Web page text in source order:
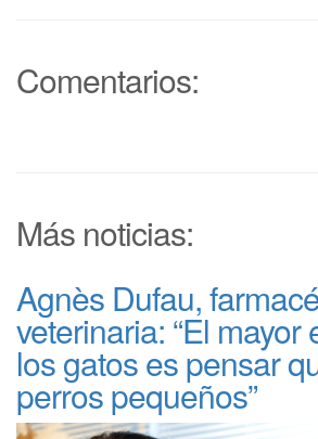
Comentarios:
Más noticias:
Agnès Dufau,
veterinaria: “El mayor
los gatos es pensar
perros pequeños”